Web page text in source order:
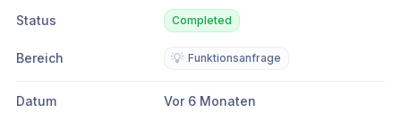
Status Completed
Bereich 💡 Funktionsanfrage
Datum Vor 6 Monaten